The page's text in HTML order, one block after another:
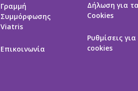
Γραμμή
Συμμόρφωσης
Viatris
Επικοινωνία
Δήλωση για τα
Cookies
Ρυθμίσεις
cookies